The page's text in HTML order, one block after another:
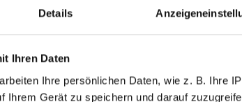
Details
Ihren Daten
Ihre persönlichen Daten, wie z. B. Ihre
Ihrem Gerät zu speichern und darauf